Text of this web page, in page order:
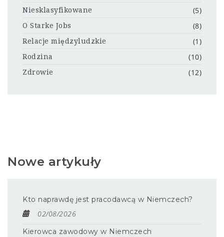
Niesklasyfikowane (5)
O Starke Jobs (8)
Relacje międzyludzkie (1)
Rodzina (10)
Zdrowie (12)
Nowe artykuły
Kto naprawdę jest pracodawcą w Niemczech?
02/08/2026
Kierowca zawodowy w Niemczech